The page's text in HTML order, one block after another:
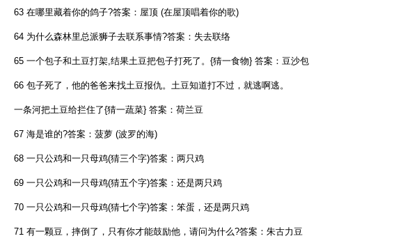
63 在哪里藏着你的鸽子?答案：屋顶 (在屋顶唱着你的歌)
64 为什么森林里总派狮子去联系事情?答案：失去联络
65 一个包子和土豆打架,结果土豆把包子打死了。{猜一食物} 答案：豆沙包
66 包子死了，他的爸爸来找土豆报仇。土豆知道打不过，就逃啊逃。
一条河把土豆给拦住了{猜一蔬菜} 答案：荷兰豆
67 海是谁的?答案：菠萝 (波罗的海)
68 一只公鸡和一只母鸡(猜三个字)答案：两只鸡
69 一只公鸡和一只母鸡(猜五个字)答案：还是两只鸡
70 一只公鸡和一只母鸡(猜七个字)答案：笨蛋，还是两只鸡
71 有一颗豆，摔倒了，只有你才能鼓励他，请问为什么?答案：朱古力豆